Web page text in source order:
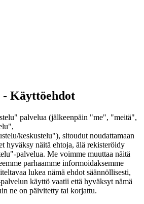
- Käyttöehdot
palvelua (jälkeenpäin "me", "meitä",
keskustelu"), sitoudut noudattamaan
hyväksy näitä ehtoja, älä rekisteröidy
palvelua. Me voimme muuttaa näitä
parhaamme informoidaksemme
lukea nämä ehdot säännöllisesti,
käyttö vaatii että hyväksyt nämä
ne on päivitetty tai korjattu.